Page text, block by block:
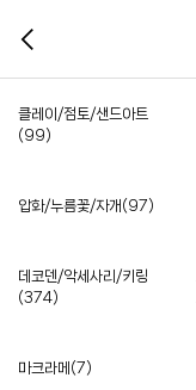
클레이/점토/샌드아트
(99)
압화/누름꽃/자개(97)
데코덴/악세사리/키링
(374)
마크라메(7)